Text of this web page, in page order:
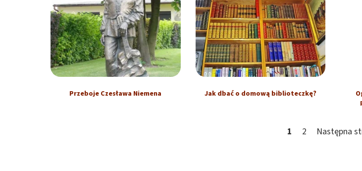
Przeboje Czesława Niemena Jak dbać o domową biblioteczkę?
1 2 Następna